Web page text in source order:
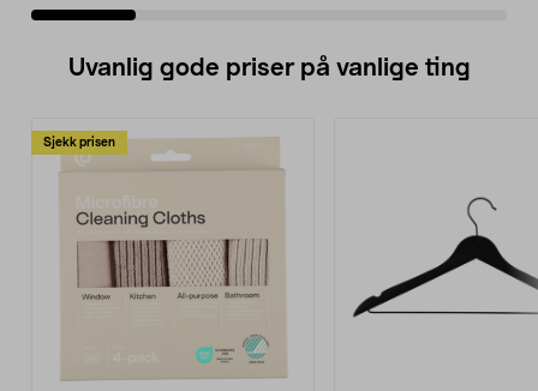
Uvanlig gode priser på vanlige ting
Sjekk prisen